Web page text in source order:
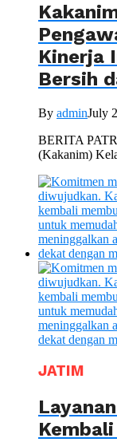
Kinerja
Bersih
By adminJuly
BERITA
(Kakanim)
JATIM